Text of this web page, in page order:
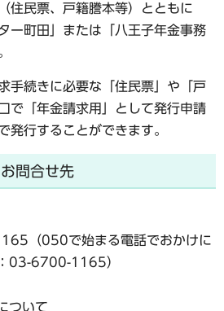
住民票、戸籍謄本等）とともに
ー町田」または「八王子年金事務
手続きに必要な「住民票」や「戸
で「年金請求用」として発行申請
発行することができます。
問合せ先
（050で始まる電話でおかけに
03-6700-1165）
ついて